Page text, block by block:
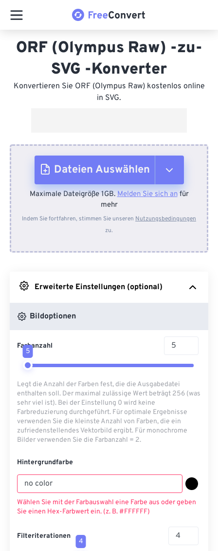
ORF (Olympus Raw) -zu-
SVG -Konverter
Konvertieren Sie ORF (Olympus Raw) kostenlos online
in SVG.
Dateien Auswählen
Vom Gerät
Von Dropbox
Maximale Dateigröße 1GB.Melden Sie sich anfür
mehr
Indem Sie fortfahren, stimmen Sie unseren Nutzungsbedingungen
zu.
Erweiterte Einstellungen (optional)
Bildoptionen
Farbanzahl
5
Legt die Anzahl der Farben fest, die die Ausgabedatei
enthalten soll. Der maximal zulässige Wert beträgt 256 (was
sehr viel ist). Bei der Einstellung 0 wird keine
Farbreduzierung durchgeführt. Für optimale Ergebnisse
verwenden Sie die kleinste Anzahl von Farben, die ein
zufriedenstellendes Vektorbild ergibt. Für monochrome
Bilder verwenden Sie die Farbanzahl = 2.
Hintergrundfarbe
Wählen Sie mit der Farbauswahl eine Farbe aus oder geben
Sie einen Hex-Farbwert ein. (z. B. #FFFFFF)
Filteriterationen
4